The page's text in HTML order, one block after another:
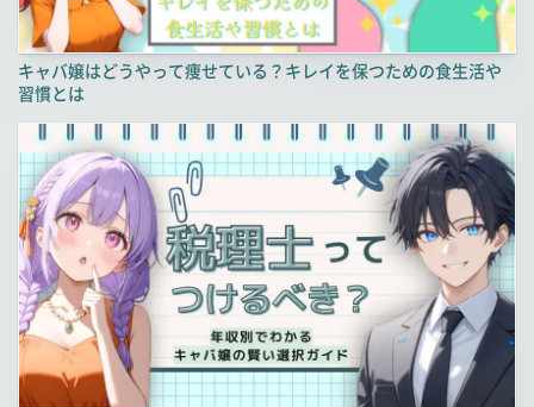
キャバ嬢はどうやって痩せている？キレイを保つための食生活や
習慣とは